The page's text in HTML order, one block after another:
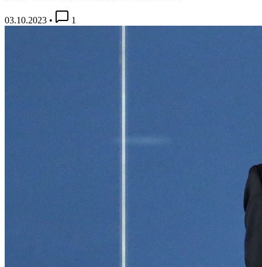
03.10.2023 • 1